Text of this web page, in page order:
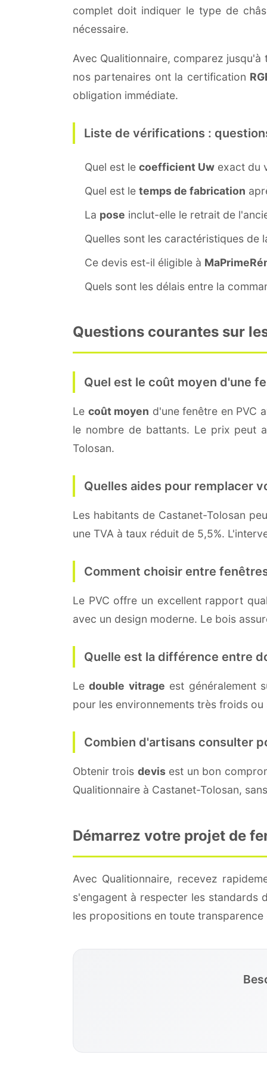
complet doit indiquer le type de
nécessaire.
Avec Qualitionnaire, comparez
nos partenaires ont la certification
obligation immédiate.
Liste de vérifications :
Quel est le coefficient Uw exact du
Quel est le temps de fabrication
La pose inclut-elle le retrait de
Quelles sont les caractéristiques de
Ce devis est-il éligible à
Quels sont les délais entre la
Questions courantes sur
Quel est le coût moyen d'une
Le coût moyen d'une fenêtre en PVC
le nombre de battants. Le prix peut
Tolosan.
Quelles aides pour remplacer
Les habitants de Castanet-Tolosan
une TVA à taux réduit de 5,5%.
Comment choisir entre
Le PVC offre un excellent rapport
avec un design moderne. Le bois
Quelle est la différence entre
Ledouble vitrage est généralement
pour les environnements très froids
Combien d'artisans consulter
Obtenir trois devisest un bon
Qualitionnaire à Castanet-Tolosan,
Démarrez votre projet de
Avec Qualitionnaire, recevez
s'engagent à respecter les standards
les propositions en toute